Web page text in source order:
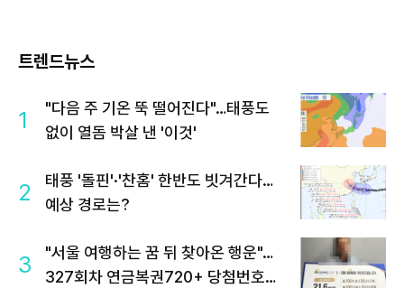
트렌드뉴스
1
"다음 주 기온 뚝 떨어진다"…태풍도
없이 열돔 박살 낸 '이것'
2
태풍 '돌핀'·'찬홈' 한반도 빗겨간다…
예상 경로는?
3
"서울 여행하는 꿈 뒤 찾아온 행운"…
327회차 연금복권720+ 당첨번호조